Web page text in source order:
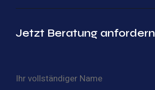
Jetzt Beratung anfordern